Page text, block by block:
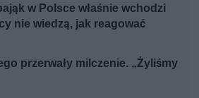
w Polsce właśnie wchodzi
nie wiedzą, jak reagować
przerwały milczenie. „Żyliśmy